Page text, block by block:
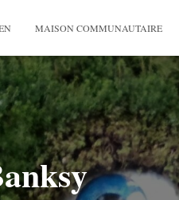
MAISON COMMUNAUTAIRE